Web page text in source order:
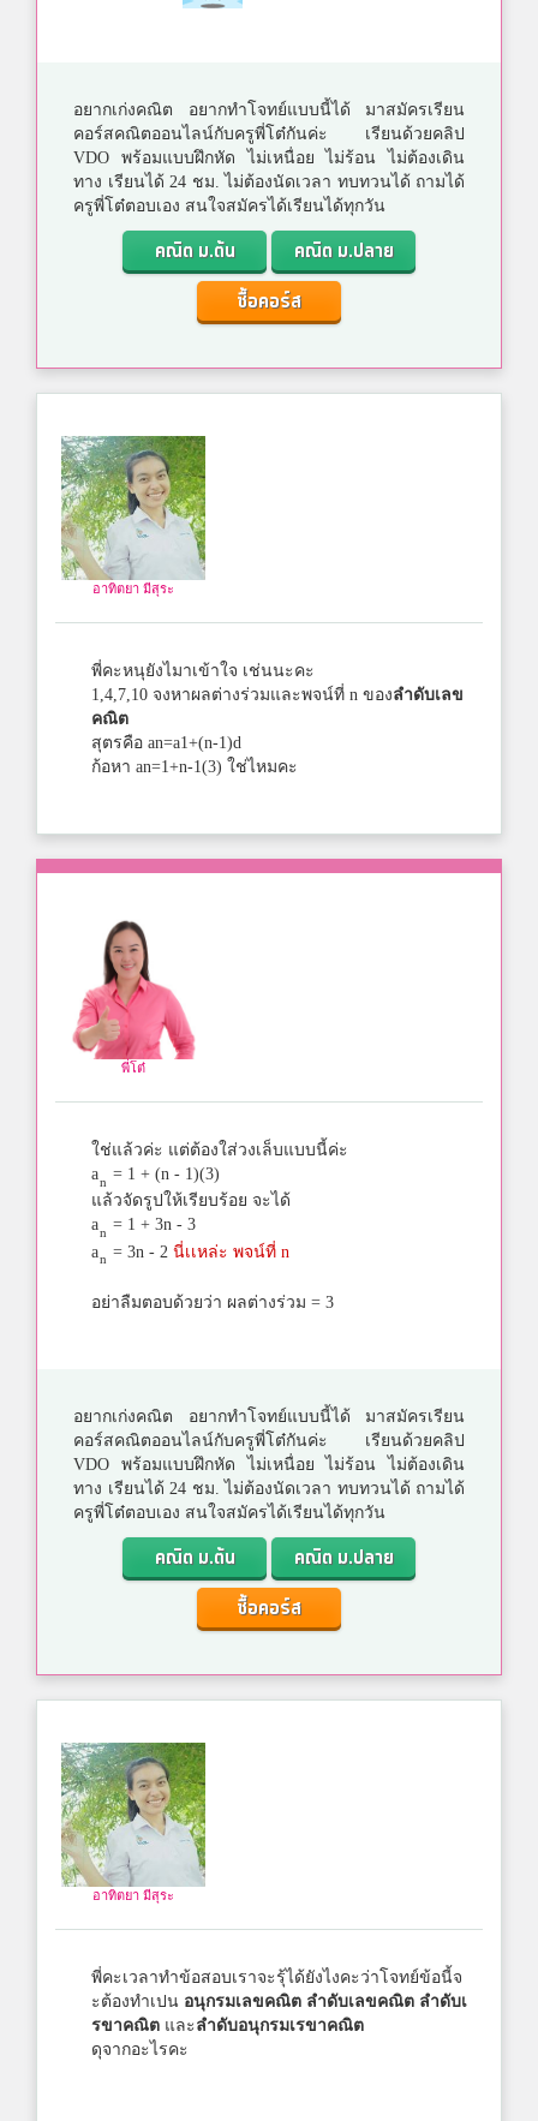
อยากเก่งคณิต อยากทำโจทย์แบบนี้ได้ มาสมัครเรียน
คอร์สคณิตออนไลน์กับครูพี่โต๋กันค่ะ เรียนด้วยคลิป
VDO พร้อมแบบฝึกหัด ไม่เหนื่อย ไม่ร้อน ไม่ต้องเดิน
ทาง เรียนได้ 24 ชม. ไม่ต้องนัดเวลา ทบทวนได้ ถามได้
ครูพี่โต๋ตอบเอง สนใจสมัครได้เรียนได้ทุกวัน
คณิต ม.ต้น
คณิต ม.ปลาย
ซื้อคอร์ส
อาทิตยา มีสุระ
พี่คะหนุยังไมาเข้าใจ เช่นนะคะ
1,4,7,10 จงหาผลต่างร่วมและพจน์ที่ n ของลำดับเลข
คณิต
สุตรคือ an=a1+(n-1)d
ก้อหา an=1+n-1(3) ใช่ไหมคะ
พี่โต๋
ใช่แล้วค่ะ แต่ต้องใส่วงเล็บแบบนี้ค่ะ
an = 1 + (n - 1)(3)
แล้วจัดรูปให้เรียบร้อย จะได้
an = 1 + 3n - 3
an = 3n - 2 นี่เเหล่ะ พจน์ที่ n
อย่าลืมตอบด้วยว่า ผลต่างร่วม = 3
อยากเก่งคณิต อยากทำโจทย์แบบนี้ได้ มาสมัครเรียน
คอร์สคณิตออนไลน์กับครูพี่โต๋กันค่ะ เรียนด้วยคลิป
VDO พร้อมแบบฝึกหัด ไม่เหนื่อย ไม่ร้อน ไม่ต้องเดิน
ทาง เรียนได้ 24 ชม. ไม่ต้องนัดเวลา ทบทวนได้ ถามได้
ครูพี่โต๋ตอบเอง สนใจสมัครได้เรียนได้ทุกวัน
คณิต ม.ต้น
คณิต ม.ปลาย
ซื้อคอร์ส
อาทิตยา มีสุระ
พี่คะเวลาทำข้อสอบเราจะรุ้ได้ยังไงคะว่าโจทย์ข้อนี้จ
ะต้องทำเปน อนุกรมเลขคณิต ลำดับเลขคณิต ลำดับเ
รขาคณิต และลำดับอนุกรมเรขาคณิต
ดุจากอะไรคะ